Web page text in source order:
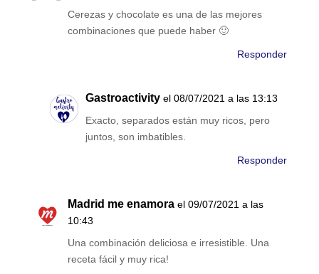
Cerezas y chocolate es una de las mejores
combinaciones que puede haber 🙂
Responder
Gastroactivity el 08/07/2021 a las 13:13
Exacto, separados están muy ricos, pero
juntos, son imbatibles.
Responder
Madrid me enamora el 09/07/2021 a las
10:43
Una combinación deliciosa e irresistible. Una
receta fácil y muy rica!